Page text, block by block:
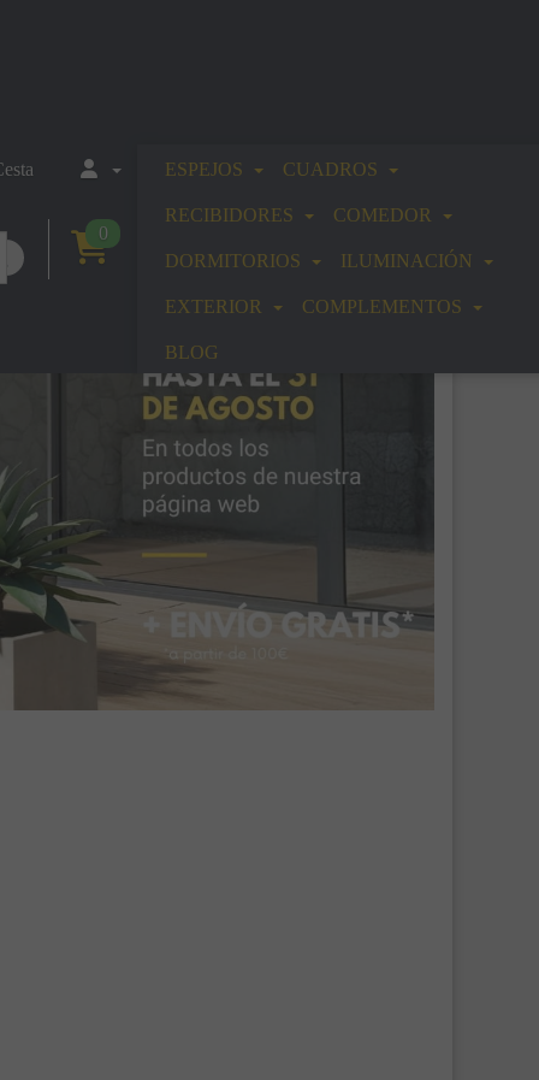
0
ESPEJOS CUADROS
RECIBIDORES COMEDOR
DORMITORIOS ILUMINACIÓN
EXTERIOR COMPLEMENTOS
BLOG